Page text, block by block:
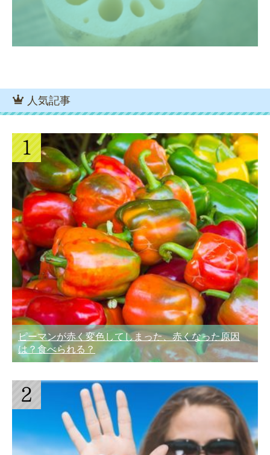
人気記事
ピーマンが赤く変色してしまった、赤くなった原因
は？食べられる？